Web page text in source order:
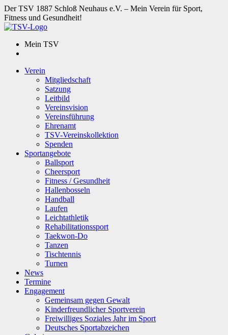
Der TSV 1887 Schloß Neuhaus e.V. – Mein Verein für Sport,
Fitness und Gesundheit!
Mein TSV
Verein
Mitgliedschaft
Satzung
Leitbild
Vereinsvision
Vereinsführung
Ehrenamt
TSV-Vereinskollektion
Spenden
Sportangebote
Ballsport
Cheersport
Fitness / Gesundheit
Hallenbosseln
Handball
Laufen
Leichtathletik
Rehabilitationssport
Taekwon-Do
Tanzen
Tischtennis
Turnen
News
Termine
Engagement
Gemeinsam gegen Gewalt
Kinderfreundlicher Sportverein
Freiwilliges Soziales Jahr im Sport
Deutsches Sportabzeichen